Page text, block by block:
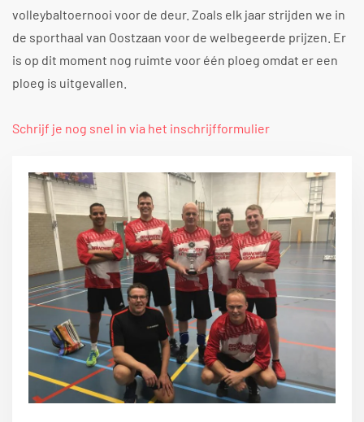
volleybaltoernooi voor de deur. Zoals elk jaar strijden we in
de sporthaal van Oostzaan voor de welbegeerde prijzen. Er
is op dit moment nog ruimte voor één ploeg omdat er een
ploeg is uitgevallen.
Schrijf je nog snel in via het inschrijfformulier